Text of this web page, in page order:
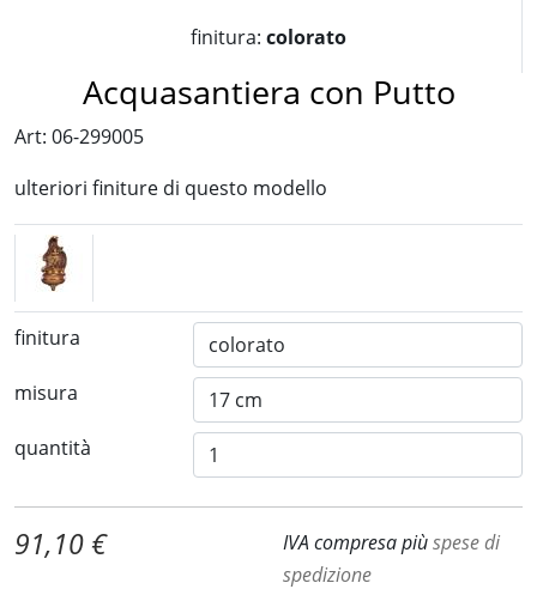
finitura: colorato
Acquasantiera con Putto
Art: 06-299005
ulteriori finiture di questo modello
finitura
misura
quantità
91,10 € IVA compresa piùspese di
spedizione